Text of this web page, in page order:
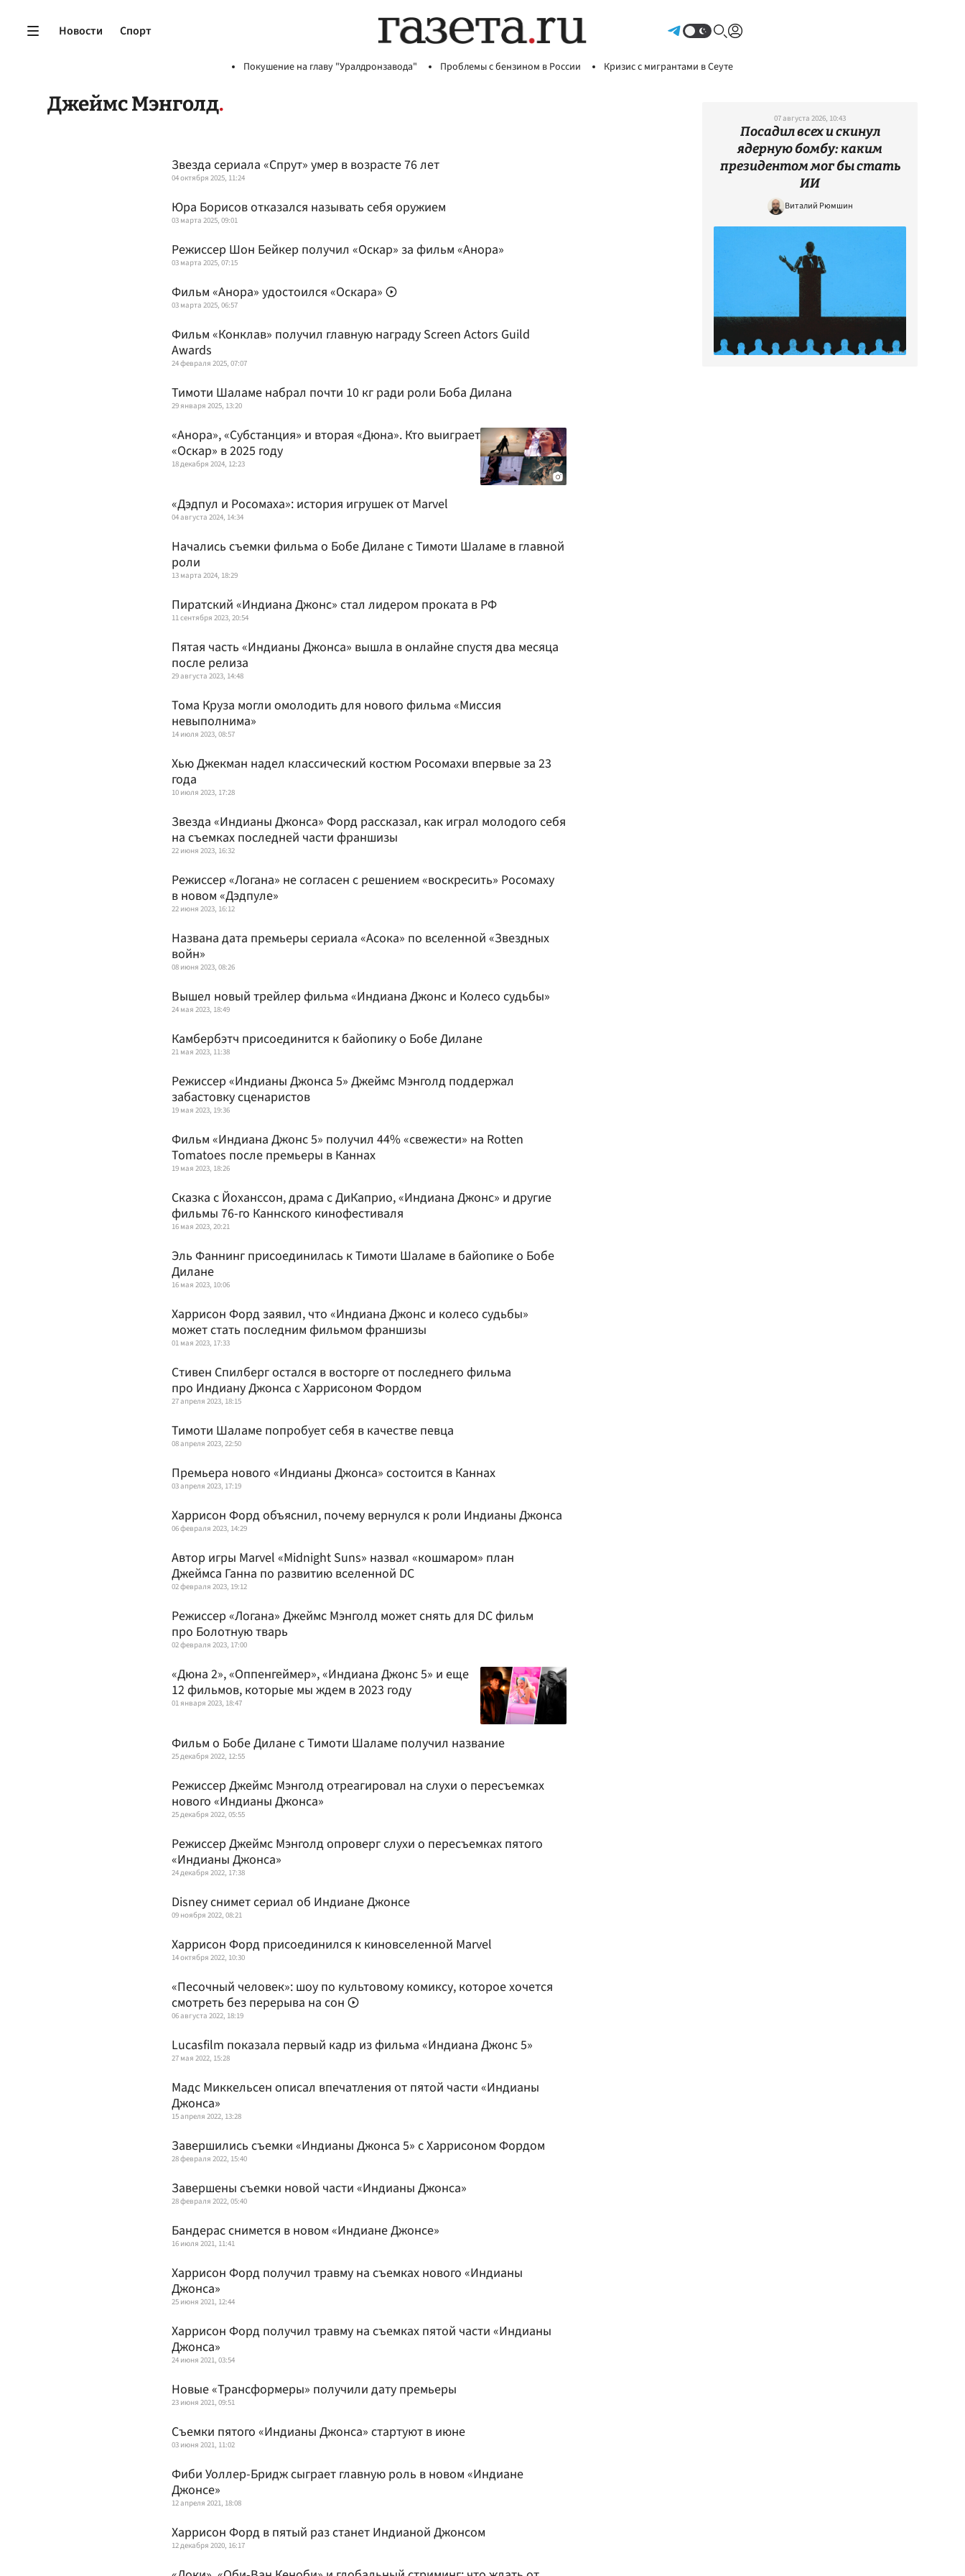
Новости Спорт
Покушение на главу "Уралдронзавода" Проблемы с бензином в России Кризис с мигрантами в Сеуте
Джеймс Мэнголд
Звезда сериала «Спрут» умер в возрасте 76 лет
04 октября 2025, 11:24
Юра Борисов отказался называть себя оружием
03 марта 2025, 09:01
Режиссер Шон Бейкер получил «Оскар» за фильм «Анора»
03 марта 2025, 07:15
Фильм «Анора» удостоился «Оскара»
03 марта 2025, 06:57
Фильм «Конклав» получил главную награду Screen Actors Guild
Awards
24 февраля 2025, 07:07
Тимоти Шаламе набрал почти 10 кг ради роли Боба Дилана
29 января 2025, 13:20
«Анора», «Субстанция» и вторая «Дюна». Кто выиграет
«Оскар» в 2025 году
18 декабря 2024, 12:23
«Дэдпул и Росомаха»: история игрушек от Marvel
04 августа 2024, 14:34
Начались съемки фильма о Бобе Дилане с Тимоти Шаламе в главной
роли
13 марта 2024, 18:29
Пиратский «Индиана Джонс» стал лидером проката в РФ
11 сентября 2023, 20:54
Пятая часть «Индианы Джонса» вышла в онлайне спустя два месяца
после релиза
29 августа 2023, 14:48
Тома Круза могли омолодить для нового фильма «Миссия
невыполнима»
14 июля 2023, 08:57
Хью Джекман надел классический костюм Росомахи впервые за 23
года
10 июля 2023, 17:28
Звезда «Индианы Джонса» Форд рассказал, как играл молодого себя
на съемках последней части франшизы
22 июня 2023, 16:32
Режиссер «Логана» не согласен с решением «воскресить» Росомаху
в новом «Дэдпуле»
22 июня 2023, 16:12
Названа дата премьеры сериала «Асока» по вселенной «Звездных
войн»
08 июня 2023, 08:26
Вышел новый трейлер фильма «Индиана Джонс и Колесо судьбы»
24 мая 2023, 18:49
Камбербэтч присоединится к байопику о Бобе Дилане
21 мая 2023, 11:38
Режиссер «Индианы Джонса 5» Джеймс Мэнголд поддержал
забастовку сценаристов
19 мая 2023, 19:36
Фильм «Индиана Джонс 5» получил 44% «свежести» на Rotten
Tomatoes после премьеры в Каннах
19 мая 2023, 18:26
Сказка с Йоханссон, драма с ДиКаприо, «Индиана Джонс» и другие
фильмы 76-го Каннского кинофестиваля
16 мая 2023, 20:21
Эль Фаннинг присоединилась к Тимоти Шаламе в байопике о Бобе
Дилане
16 мая 2023, 10:06
Харрисон Форд заявил, что «Индиана Джонс и колесо судьбы»
может стать последним фильмом франшизы
01 мая 2023, 17:33
Стивен Спилберг остался в восторге от последнего фильма
про Индиану Джонса с Харрисоном Фордом
27 апреля 2023, 18:15
Тимоти Шаламе попробует себя в качестве певца
08 апреля 2023, 22:50
Премьера нового «Индианы Джонса» состоится в Каннах
03 апреля 2023, 17:19
Харрисон Форд объяснил, почему вернулся к роли Индианы Джонса
06 февраля 2023, 14:29
Автор игры Marvel «Midnight Suns» назвал «кошмаром» план
Джеймса Ганна по развитию вселенной DC
02 февраля 2023, 19:12
Режиссер «Логана» Джеймс Мэнголд может снять для DC фильм
про Болотную тварь
02 февраля 2023, 17:00
«Дюна 2», «Оппенгеймер», «Индиана Джонс 5» и еще
12 фильмов, которые мы ждем в 2023 году
01 января 2023, 18:47
Фильм о Бобе Дилане с Тимоти Шаламе получил название
25 декабря 2022, 12:55
Режиссер Джеймс Мэнголд отреагировал на слухи о пересъемках
нового «Индианы Джонса»
25 декабря 2022, 05:55
Режиссер Джеймс Мэнголд опроверг слухи о пересъемках пятого
«Индианы Джонса»
24 декабря 2022, 17:38
Disney снимет сериал об Индиане Джонсе
09 ноября 2022, 08:21
Харрисон Форд присоединился к киновселенной Marvel
14 октября 2022, 10:30
«Песочный человек»: шоу по культовому комиксу, которое хочется
смотреть без перерыва на сон
06 августа 2022, 18:19
Lucasfilm показала первый кадр из фильма «Индиана Джонс 5»
27 мая 2022, 15:28
Мадс Миккельсен описал впечатления от пятой части «Индианы
Джонса»
15 апреля 2022, 13:28
Завершились съемки «Индианы Джонса 5» c Харрисоном Фордом
28 февраля 2022, 15:40
Завершены съемки новой части «Индианы Джонса»
28 февраля 2022, 05:40
Бандерас снимется в новом «Индиане Джонсе»
16 июля 2021, 11:41
Харрисон Форд получил травму на съемках нового «Индианы
Джонса»
25 июня 2021, 12:44
Харрисон Форд получил травму на съемках пятой части «Индианы
Джонса»
24 июня 2021, 03:54
Новые «Трансформеры» получили дату премьеры
23 июня 2021, 09:51
Съемки пятого «Индианы Джонса» стартуют в июне
03 июня 2021, 11:02
Фиби Уоллер-Бридж сыграет главную роль в новом «Индиане
Джонсе»
12 апреля 2021, 18:08
Харрисон Форд в пятый раз станет Индианой Джонсом
12 декабря 2020, 16:17
07 августа 2026, 10:43
Посадил всех и скинул
ядерную бомбу: каким
президентом мог бы стать
ИИ
Виталий Рюмшин